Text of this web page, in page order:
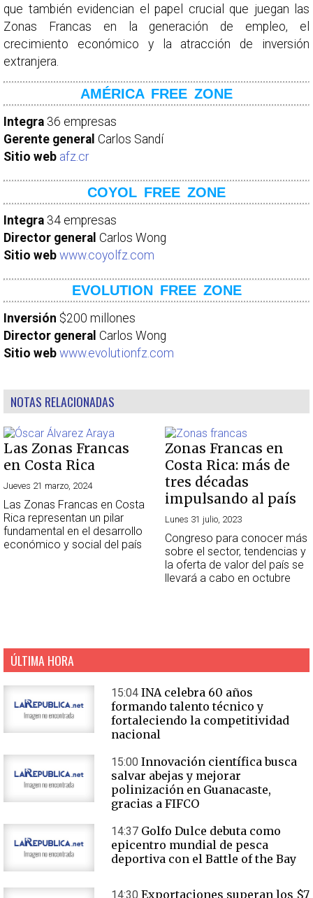
que también evidencian el papel crucial que juegan las
Zonas Francas en la generación de empleo, el
crecimiento económico y la atracción de inversión
extranjera.
AMÉRICA FREE ZONE
Integra 36 empresas
Gerente general Carlos Sandí
Sitio web afz.cr
COYOL FREE ZONE
Integra 34 empresas
Director general Carlos Wong
Sitio web www.coyolfz.com
EVOLUTION FREE ZONE
Inversión $200 millones
Director general Carlos Wong
Sitio web www.evolutionfz.com
NOTAS RELACIONADAS
Las Zonas Francas
en Costa Rica
Jueves 21 marzo, 2024
Las Zonas Francas en Costa
Rica representan un pilar
fundamental en el desarrollo
económico y social del país
Zonas Francas en
Costa Rica: más de
tres décadas
impulsando al país
Lunes 31 julio, 2023
Congreso para conocer más
sobre el sector, tendencias y
la oferta de valor del país se
llevará a cabo en octubre
ÚLTIMA HORA
15:04 INA celebra 60 años
formando talento técnico y
fortaleciendo la competitividad
nacional
15:00 Innovación científica busca
salvar abejas y mejorar
polinización en Guanacaste,
gracias a FIFCO
14:37 Golfo Dulce debuta como
epicentro mundial de pesca
deportiva con el Battle of the Bay
14:30 Exportaciones superan los $7